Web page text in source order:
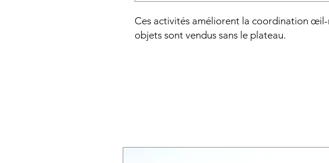
Ces activités améliorent la coordination
objets sont vendus sans le plateau.